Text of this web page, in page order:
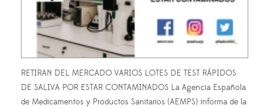
RETIRAN DEL MERCADO VARIOS LOTES DE TEST RÁPIDOS
DE SALIVA POR ESTAR CONTAMINADOS La Agencia Española
de Medicamentos y Productos Sanitarios (AEMPS) informa de la